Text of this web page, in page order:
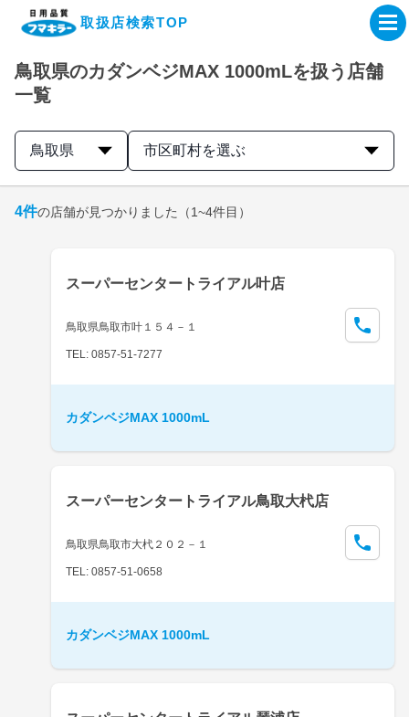
取扱店検索TOP
企業・IR情報サイト
製品情報サイト
取扱店検索はこちら
鳥取県のカダンベジMAX 1000mLを扱う店舗
一覧
鳥取県 市区町村を選ぶ
4件の店舗が見つかりました （1~4件目）
スーパーセンタートライアル叶店
鳥取県鳥取市叶１５４－１
TEL: 0857-51-7277
カダンベジMAX 1000mL
スーパーセンタートライアル鳥取大杙店
鳥取県鳥取市大杙２０２－１
TEL: 0857-51-0658
カダンベジMAX 1000mL